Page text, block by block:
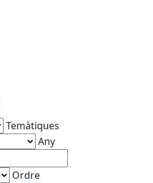
Temàtiques
Any
Ordre